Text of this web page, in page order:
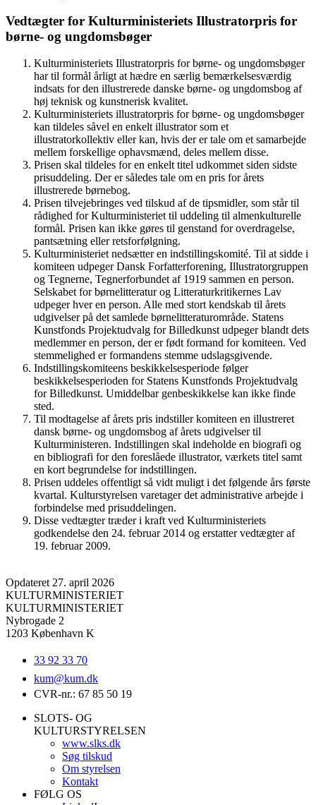
Vedtægter for Kulturministeriets Illustratorpris for
børne- og ungdomsbøger
Kulturministeriets Illustratorpris for børne- og ungdomsbøger
har til formål årligt at hædre en særlig bemærkelsesværdig
indsats for den illustrerede danske børne- og ungdomsbog af
høj teknisk og kunstnerisk kvalitet.
Kulturministeriets illustratorpris for børne- og ungdomsbøger
kan tildeles såvel en enkelt illustrator som et
illustratorkollektiv eller kan, hvis der er tale om et samarbejde
mellem forskellige ophavsmænd, deles mellem disse.
Prisen skal tildeles for en enkelt titel udkommet siden sidste
prisuddeling. Der er således tale om en pris for årets
illustrerede børnebog.
Prisen tilvejebringes ved tilskud af de tipsmidler, som står til
rådighed for Kulturministeriet til uddeling til almenkulturelle
formål. Prisen kan ikke gøres til genstand for overdragelse,
pantsætning eller retsforfølgning.
Kulturministeriet nedsætter en indstillingskomité. Til at sidde i
komiteen udpeger Dansk Forfatterforening, Illustratorgruppen
og Tegnerne, Tegnerforbundet af 1919 sammen en person.
Selskabet for børnelitteratur og Litteraturkritikernes Lav
udpeger hver en person. Alle med stort kendskab til årets
udgivelser på det samlede børnelitteraturområde. Statens
Kunstfonds Projektudvalg for Billedkunst udpeger blandt dets
medlemmer en person, der er født formand for komiteen. Ved
stemmelighed er formandens stemme udslagsgivende.
Indstillingskomiteens beskikkelsesperiode følger
beskikkelsesperioden for Statens Kunstfonds Projektudvalg
for Billedkunst. Umiddelbar genbeskikkelse kan ikke finde
sted.
Til modtagelse af årets pris indstiller komiteen en illustreret
dansk børne- og ungdomsbog af årets udgivelser til
Kulturministeren. Indstillingen skal indeholde en biografi og
en bibliografi for den foreslåede illustrator, værkets titel samt
en kort begrundelse for indstillingen.
Prisen uddeles offentligt så vidt muligt i det følgende års første
kvartal. Kulturstyrelsen varetager det administrative arbejde i
forbindelse med prisuddelingen.
Disse vedtægter træder i kraft ved Kulturministeriets
godkendelse den 24. februar 2014 og erstatter vedtægter af
19. februar 2009.
Opdateret 27. april 2026
KULTURMINISTERIET
KULTURMINISTERIET
Nybrogade 2
1203 København K
33 92 33 70
kum@kum.dk
CVR-nr.: 67 85 50 19
SLOTS- OG
KULTURSTYRELSEN
www.slks.dk
Søg tilskud
Om styrelsen
Kontakt
FØLG OS